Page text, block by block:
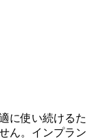
に使い続けるた
ん。インプラン